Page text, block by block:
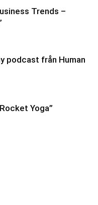
Trends –
podcast från Human
Yoga”